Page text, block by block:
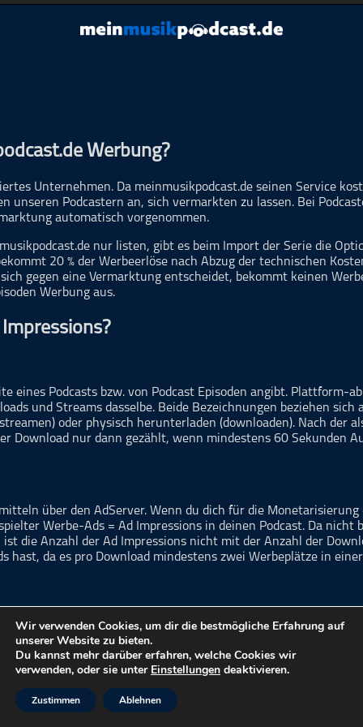
Werbung?
Unternehmen. Da meinmusikpodcast.de seinen Service
unseren Podcastern an, sich vermarkten zu lassen. Bei
automatisch vorgenommen.
nur listen, gibt es beim Import der Serie die
20 % der Werbeerlöse nach Abzug der technischen
gegen eine Vermarktung entscheidet, bekommt keinen
Werbung aus.
eines Podcasts bzw. von Podcast Episoden angibt. Plattform-
und Streams dasselbe. Beide Bezeichnungen beziehen
oder physisch herunterladen (downloaden). Nach der
Download nur dann gezählt, wenn mindestens 60 Sekunden
über den AdServer. Wenn du dich für die
Werbe-Ads = Ad Impressions in deinen Podcast. Da
die Anzahl der Ad Impressions nicht mit der Anzahl der
hast, da es pro Download mindestens zwei Werbeplätze in
nur listen, gibt es beim Import der Serie die
entscheidet, wird in Abhängigkeit der Werbeform und der
entscheidet, bekommt keine Werbeerlöse ausgezahlt.
Wir verwenden Cookies, um dir die bestmögliche Erfahrung auf
unserer Website zu bieten.
Du kannst mehr darüber erfahren, welche Cookies wir
verwenden, oder sie unter Einstellungen deaktivieren.
Zustimmen Ablehnen